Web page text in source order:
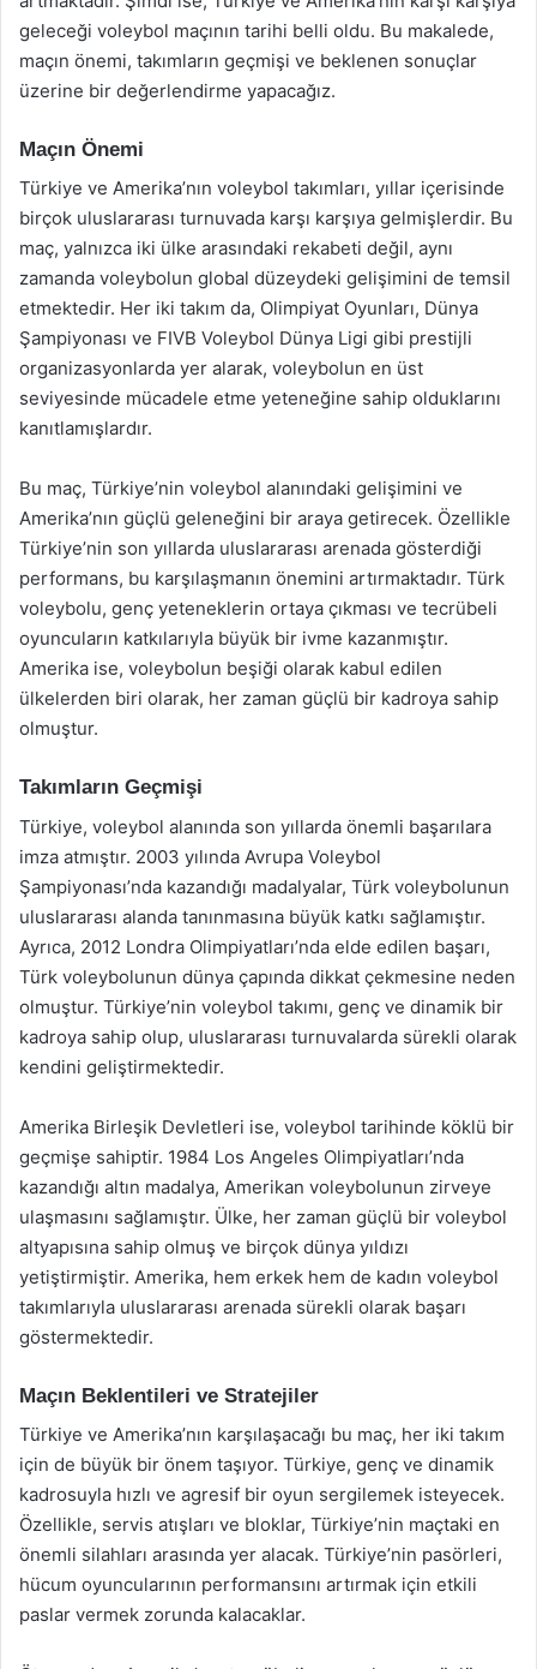
geleceği voleybol maçının tarihi belli oldu. Bu makalede,
maçın önemi, takımların geçmişi ve beklenen sonuçlar
üzerine bir değerlendirme yapacağız.
Maçın Önemi
Türkiye ve Amerika’nın voleybol takımları, yıllar içerisinde
birçok uluslararası turnuvada karşı karşıya gelmişlerdir. Bu
maç, yalnızca iki ülke arasındaki rekabeti değil, aynı
zamanda voleybolun global düzeydeki gelişimini de temsil
etmektedir. Her iki takım da, Olimpiyat Oyunları, Dünya
Şampiyonası ve FIVB Voleybol Dünya Ligi gibi prestijli
organizasyonlarda yer alarak, voleybolun en üst
seviyesinde mücadele etme yeteneğine sahip olduklarını
kanıtlamışlardır.
Bu maç, Türkiye’nin voleybol alanındaki gelişimini ve
Amerika’nın güçlü geleneğini bir araya getirecek. Özellikle
Türkiye’nin son yıllarda uluslararası arenada gösterdiği
performans, bu karşılaşmanın önemini artırmaktadır. Türk
voleybolu, genç yeteneklerin ortaya çıkması ve tecrübeli
oyuncuların katkılarıyla büyük bir ivme kazanmıştır.
Amerika ise, voleybolun beşiği olarak kabul edilen
ülkelerden biri olarak, her zaman güçlü bir kadroya sahip
olmuştur.
Takımların Geçmişi
Türkiye, voleybol alanında son yıllarda önemli başarılara
imza atmıştır. 2003 yılında Avrupa Voleybol
Şampiyonası’nda kazandığı madalyalar, Türk voleybolunun
uluslararası alanda tanınmasına büyük katkı sağlamıştır.
Ayrıca, 2012 Londra Olimpiyatları’nda elde edilen başarı,
Türk voleybolunun dünya çapında dikkat çekmesine neden
olmuştur. Türkiye’nin voleybol takımı, genç ve dinamik bir
kadroya sahip olup, uluslararası turnuvalarda sürekli olarak
kendini geliştirmektedir.
Amerika Birleşik Devletleri ise, voleybol tarihinde köklü bir
geçmişe sahiptir. 1984 Los Angeles Olimpiyatları’nda
kazandığı altın madalya, Amerikan voleybolunun zirveye
ulaşmasını sağlamıştır. Ülke, her zaman güçlü bir voleybol
altyapısına sahip olmuş ve birçok dünya yıldızı
yetiştirmiştir. Amerika, hem erkek hem de kadın voleybol
takımlarıyla uluslararası arenada sürekli olarak başarı
göstermektedir.
Maçın Beklentileri ve Stratejiler
Türkiye ve Amerika’nın karşılaşacağı bu maç, her iki takım
için de büyük bir önem taşıyor. Türkiye, genç ve dinamik
kadrosuyla hızlı ve agresif bir oyun sergilemek isteyecek.
Özellikle, servis atışları ve bloklar, Türkiye’nin maçtaki en
önemli silahları arasında yer alacak. Türkiye’nin pasörleri,
hücum oyuncularının performansını artırmak için etkili
paslar vermek zorunda kalacaklar.